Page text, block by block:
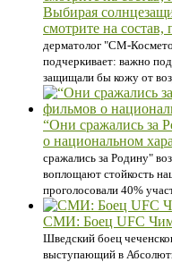
Выбирая
смотрите на состав,
дерматолог "СМ-
подчеркивает: важно
защищали бы кожу от
“Они сражались за
о национальном
сражались за Родину"
воплощают стойкость
проголосовали 40%
СМИ: Боец UFC
Шведский боец
выступающий в